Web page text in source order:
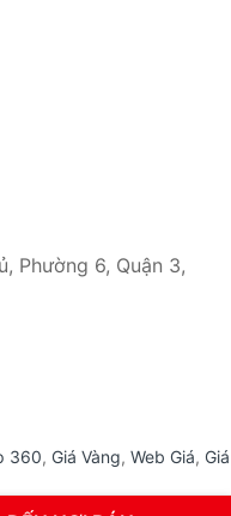
Phường 6, Quận 3,
360, Giá Vàng, Web Giá, Giá